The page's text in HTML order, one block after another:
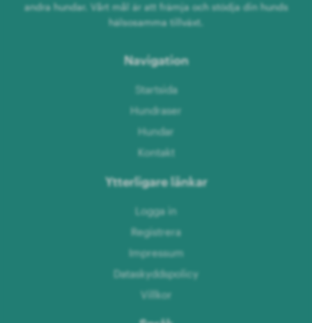
andra hundar. Vårt mål är att främja och stödja din hunds
hälsosamma tillväxt.
Navigation
Startsida
Hundraser
Hundar
Kontakt
Ytterligare länkar
Logga in
Registrera
Impressum
Dataskyddspolicy
Villkor